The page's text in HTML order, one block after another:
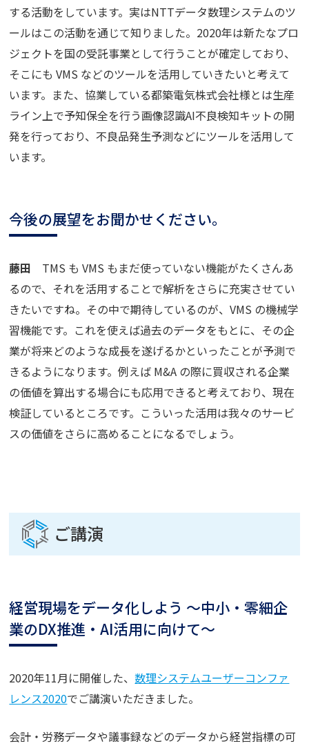
する活動をしています。実はNTTデータ数理システムのツ
ールはこの活動を通じて知りました。2020年は新たなプロ
ジェクトを国の受託事業として行うことが確定しており、
そこにも VMS などのツールを活用していきたいと考えて
います。また、協業している都築電気株式会社様とは生産
ライン上で予知保全を行う画像認識AI不良検知キットの開
発を行っており、不良品発生予測などにツールを活用して
います。
今後の展望をお聞かせください。
藤田 TMS も VMS もまだ使っていない機能がたくさんあ
るので、それを活用することで解析をさらに充実させてい
きたいですね。その中で期待しているのが、VMS の機械学
習機能です。これを使えば過去のデータをもとに、その企
業が将来どのような成長を遂げるかといったことが予測で
きるようになります。例えば M&A の際に買収される企業
の価値を算出する場合にも応用できると考えており、現在
検証しているところです。こういった活用は我々のサービ
スの価値をさらに高めることになるでしょう。
ご講演
経営現場をデータ化しよう ～中小・零細企
業のDX推進・AI活用に向けて～
2020年11月に開催した、数理システムユーザーコンファ
レンス2020でご講演いただきました。
会計・労務データや議事録などのデータから経営指標の可